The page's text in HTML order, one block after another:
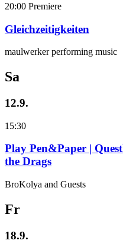
20:00 Premiere
Gleichzeitigkeiten
maulwerker performing music
Sa
12.9.
15:30
Play Pen&Paper |
the Drags
BroKolya and Guests
Fr
18.9.